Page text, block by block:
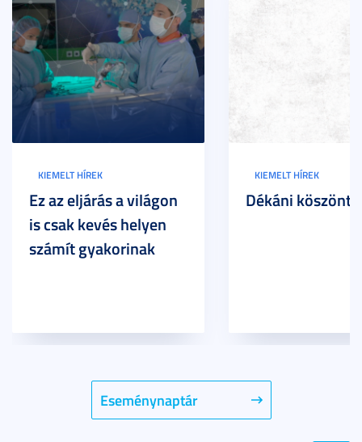
Eseménynaptár
KIEMELT HÍREK
Ez az eljárás a világon
is csak kevés helyen
számít gyakorinak
KIEMELT HÍREK
Dékáni köszöntő